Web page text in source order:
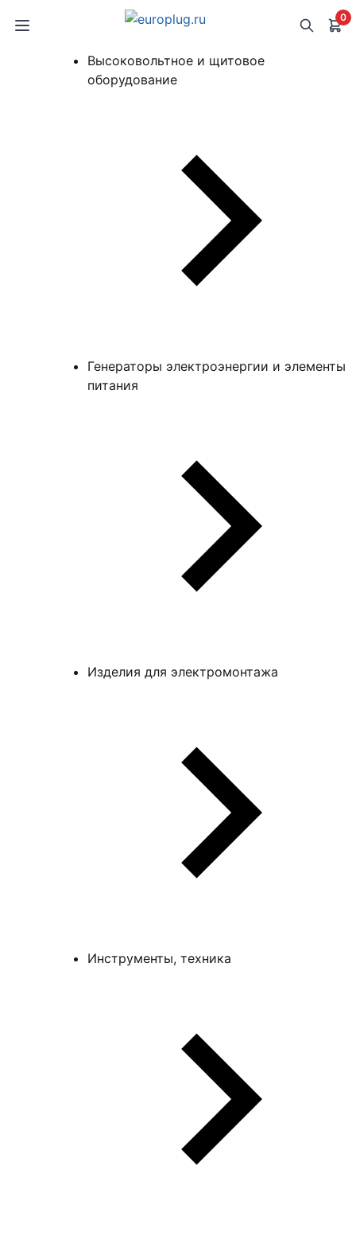
0
Высоковольтное и щитовое
оборудование
Генераторы электроэнергии и элементы
питания
Изделия для электромонтажа
Инструменты, техника